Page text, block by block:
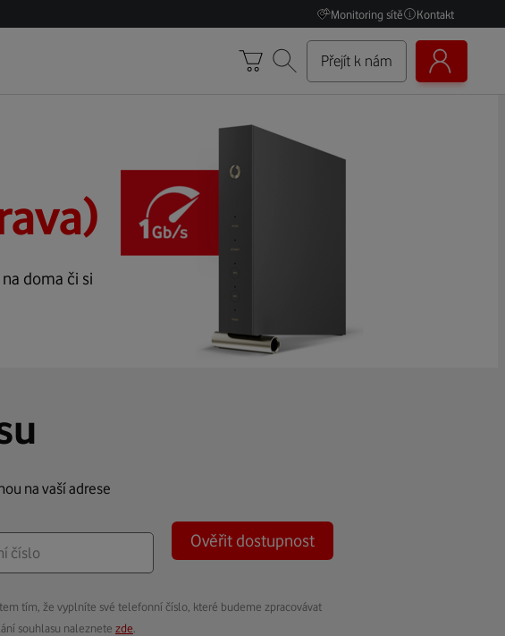
Monitoring sítě Kontakt
Přejít k nám
doma či si
na vaší adrese
Ověřit dostupnost
tím, že vyplníte své telefonní číslo, které budeme zpracovávat
souhlasu naleznete zde